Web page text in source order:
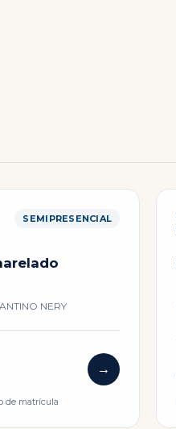
SEMIPRESENCIAL
NERY
→
de matrícula